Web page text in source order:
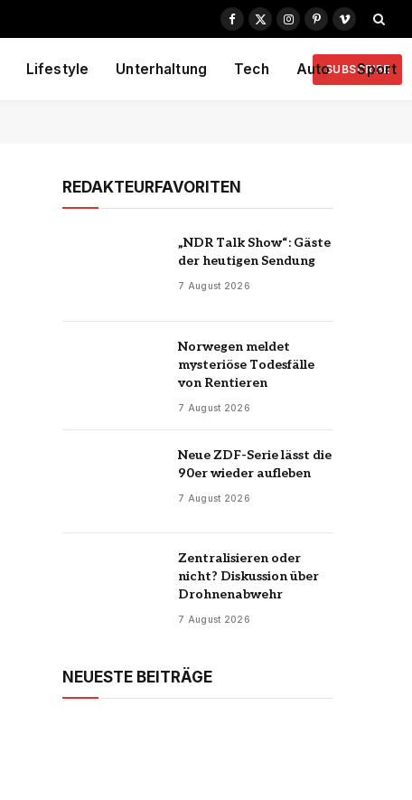
Facebook
X
Instagram
PinterestVimeo
Lifestyle Unterhaltung Tech Auto Sport
SUBSCRIBE
REDAKTEURFAVORITEN
„NDR Talk Show“: Gäste
der heutigen Sendung
7 August 2026
Norwegen meldet
mysteriöse Todesfälle
von Rentieren
7 August 2026
Neue ZDF-Serie lässt die
90er wieder aufleben
7 August 2026
Zentralisieren oder
nicht? Diskussion über
Drohnenabwehr
7 August 2026
NEUESTE BEITRÄGE